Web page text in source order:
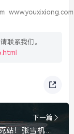
www.youxixiong.com
联系我们。
下一篇
圆梦捷克站！张雪机车回应夺冠，每一个弯道都是对梦想的执着，张雪机车捷克站圆梦夺冠，每一个弯道都是对梦想的执着